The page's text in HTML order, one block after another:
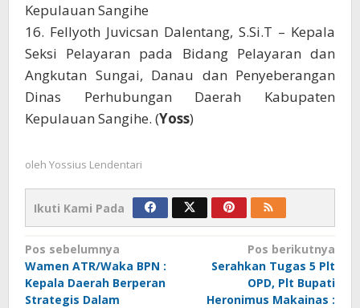
Kepulauan Sangihe
16. Fellyoth Juvicsan Dalentang, S.Si.T – Kepala
Seksi Pelayaran pada Bidang Pelayaran dan
Angkutan Sungai, Danau dan Penyeberangan
Dinas Perhubungan Daerah Kabupaten
Kepulauan Sangihe. (Yoss)
oleh Yossius Lendentari
Ikuti Kami Pada
Navigasi
pos
Pos sebelumnya
Wamen ATR/Waka BPN :
Kepala Daerah Berperan
Strategis Dalam
Pos berikutnya
Serahkan Tugas 5 Plt
OPD, Plt Bupati
Heronimus Makainas :